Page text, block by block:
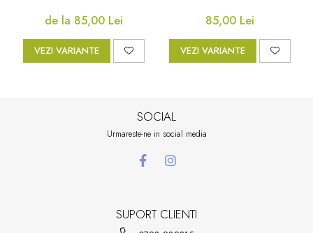
de la 85,00 Lei
VEZI VARIANTE
85,00 Lei
VEZI VARIANTE
SOCIAL
Urmareste-ne in social media
SUPORT CLIENTI